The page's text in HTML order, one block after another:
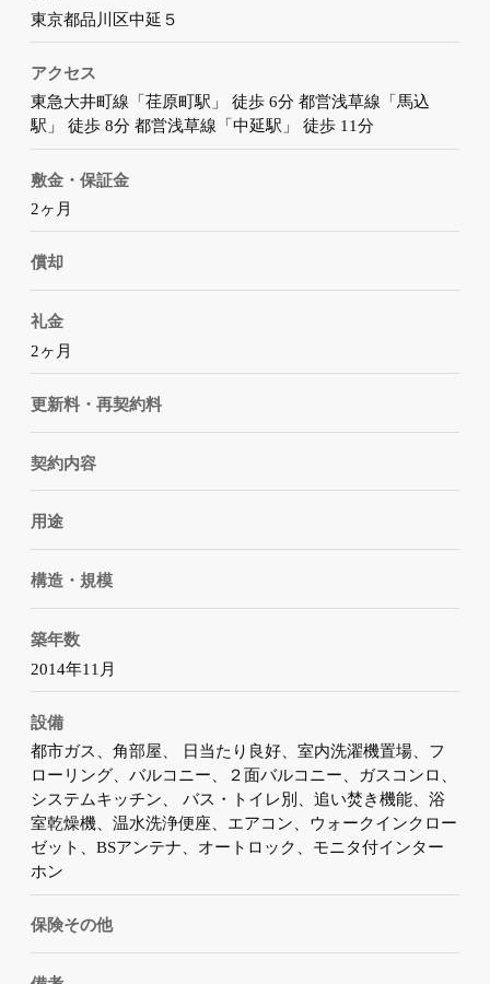
東京都品川区中延５
アクセス
東急大井町線「荏原町駅」 徒歩 6分 都営浅草線「馬込
駅」 徒歩 8分 都営浅草線「中延駅」 徒歩 11分
敷金・保証金
2ヶ月
償却
礼金
2ヶ月
更新料・再契約料
契約内容
用途
構造・規模
築年数
2014年11月
設備
都市ガス、角部屋、 日当たり良好、室内洗濯機置場、フ
ローリング、バルコニー、２面バルコニー、ガスコンロ、
システムキッチン、 バス・トイレ別、追い焚き機能、浴
室乾燥機、温水洗浄便座、エアコン、ウォークインクロー
ゼット、BSアンテナ、オートロック、モニタ付インター
ホン
保険その他